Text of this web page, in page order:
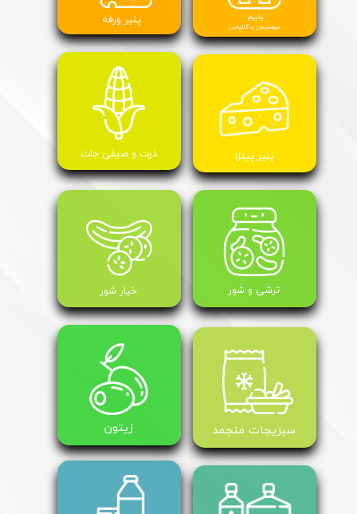
وکیوم
سوسیس و کالباس
پنیر ورقه
پنیر پیتزا ​ذرت و صیفی جات
خیار شور ترشی و شور
سبزیجات منجمد ​زیتون